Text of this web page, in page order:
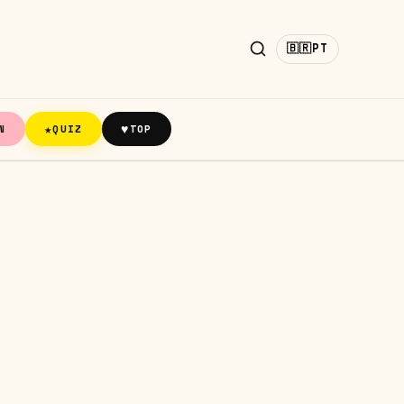
🇧🇷PT
★QUIZ ♥TOP